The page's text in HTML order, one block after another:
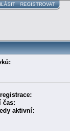
REGISTROVAT
čas:
aktivní: